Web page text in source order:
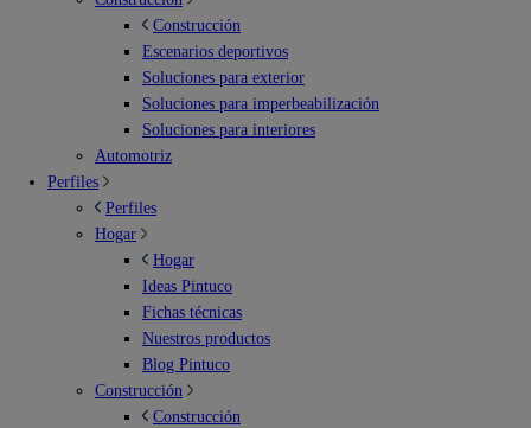
Construcción
Escenarios deportivos
Soluciones para exterior
Soluciones para imperbeabilización
Soluciones para interiores
Automotriz
Perfiles
Perfiles
Hogar
Hogar
Ideas Pintuco
Fichas técnicas
Nuestros productos
Blog Pintuco
Construcción
Construcción